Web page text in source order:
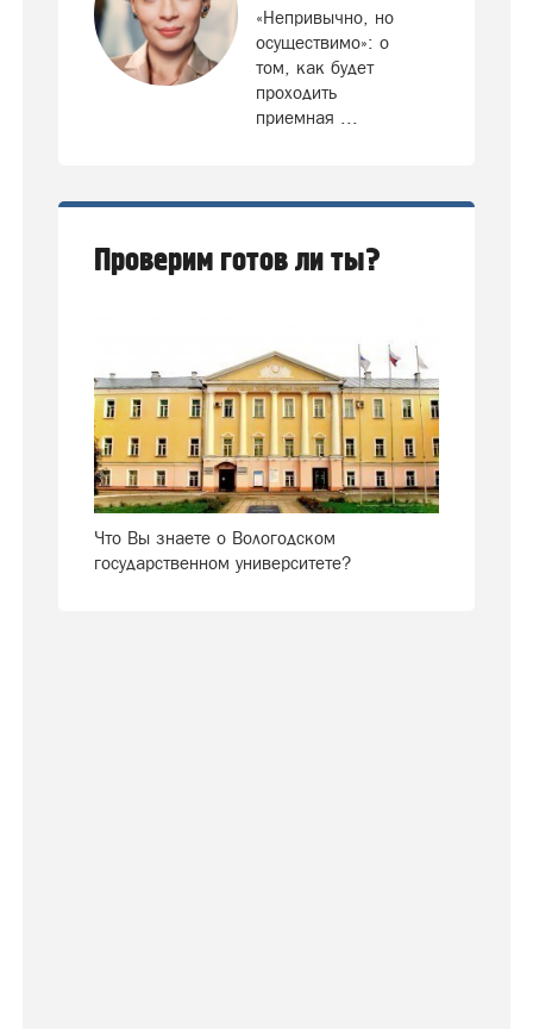
«Непривычно, но
осуществимо»: о
том, как будет
проходить
приемная ...
Проверим готов ли ты?
Что Вы знаете о Вологодском
государственном университете?